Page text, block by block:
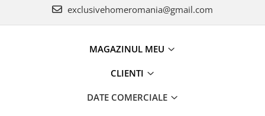
exclusivehomeromania@gmail.com
MAGAZINUL MEU
CLIENTI
DATE COMERCIALE